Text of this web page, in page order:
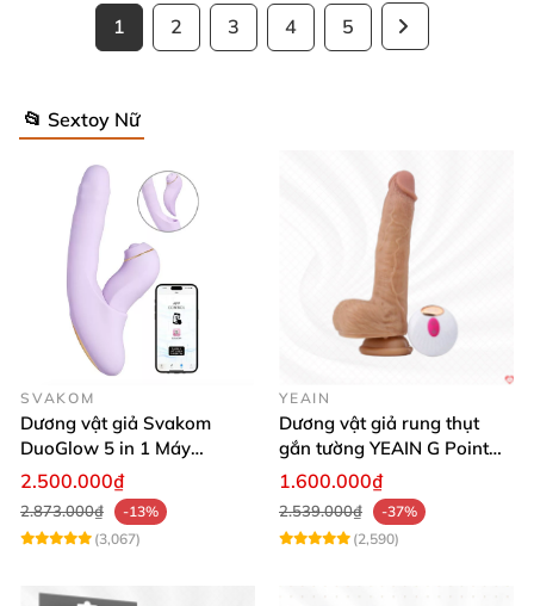
1 2 3 4 5
📂 Sextoy Nữ
SVAKOM
Dương vật giả Svakom
DuoGlow 5 in 1 Máy
Massage Điểm G & Âm Vật
Điều Khiển App
2.500.000₫
2.873.000₫
-13%
(3,067)
YEAIN
Dương vật giả rung thụt
gắn tường YEAIN G Point
siêu thực điều khiển từ xa
1.600.000₫
2.539.000₫
-37%
(2,590)